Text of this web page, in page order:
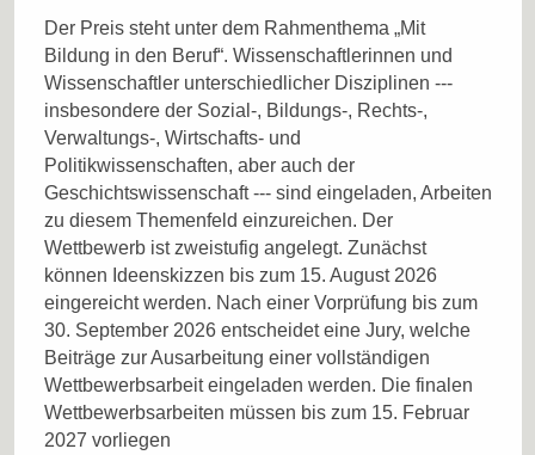
Der Preis steht unter dem Rahmenthema „Mit
Bildung in den Beruf“. Wissenschaftlerinnen und
Wissenschaftler unterschiedlicher Disziplinen ---
insbesondere der Sozial-, Bildungs-, Rechts-,
Verwaltungs-, Wirtschafts- und
Politikwissenschaften, aber auch der
Geschichtswissenschaft --- sind eingeladen, Arbeiten
zu diesem Themenfeld einzureichen. Der
Wettbewerb ist zweistufig angelegt. Zunächst
können Ideenskizzen bis zum 15. August 2026
eingereicht werden. Nach einer Vorprüfung bis zum
30. September 2026 entscheidet eine Jury, welche
Beiträge zur Ausarbeitung einer vollständigen
Wettbewerbsarbeit eingeladen werden. Die finalen
Wettbewerbsarbeiten müssen bis zum 15. Februar
2027 vorliegen